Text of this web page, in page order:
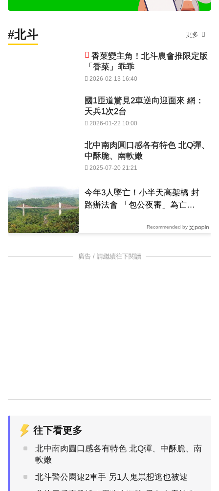
#北斗 更多
香菜變主角！北斗農會推限定版
「香菜」乖乖
2026-02-13 16:40
國1匝道驚見2車逆向迎面來 網：
天兵1次2台
2026-01-22 10:00
北中南肉圓口感各有特色 北Q彈、
中酥脆、南軟嫩
2025-07-20 21:21
今年3人墜亡！小半天高架橋 封
路辦法會 「包公夜審」為亡魂
Recommended by
廣告 / 請繼續往下閱讀
往下看更多
北中南肉圓口感各有特色 北Q彈、中酥脆、南
軟嫩
北斗警公園逮2車手 另1人鬼祟想逃也被逮